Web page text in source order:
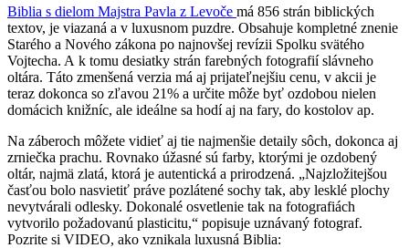
Biblia s dielom Majstra Pavla z Levoče má 856 strán biblických
textov, je viazaná a v luxusnom puzdre. Obsahuje kompletné znenie
Starého a Nového zákona po najnovšej revízii Spolku svätého
Vojtecha. A k tomu desiatky strán farebných fotografií slávneho
oltára. Táto zmenšená verzia má aj prijateľnejšiu cenu, v akcii je
teraz dokonca so zľavou 21% a určite môže byť ozdobou nielen
domácich knižníc, ale ideálne sa hodí aj na fary, do kostolov ap.
Na záberoch môžete vidieť aj tie najmenšie detaily sôch, dokonca aj
zrniečka prachu. Rovnako úžasné sú farby, ktorými je ozdobený
oltár, najmä zlatá, ktorá je autentická a prirodzená. „Najzložitejšou
časťou bolo nasvietiť práve pozlátené sochy tak, aby lesklé plochy
nevytvárali odlesky. Dokonalé osvetlenie tak na fotografiách
vytvorilo požadovanú plasticitu,“ popisuje uznávaný fotograf.
Pozrite si VIDEO, ako vznikala luxusná Biblia: